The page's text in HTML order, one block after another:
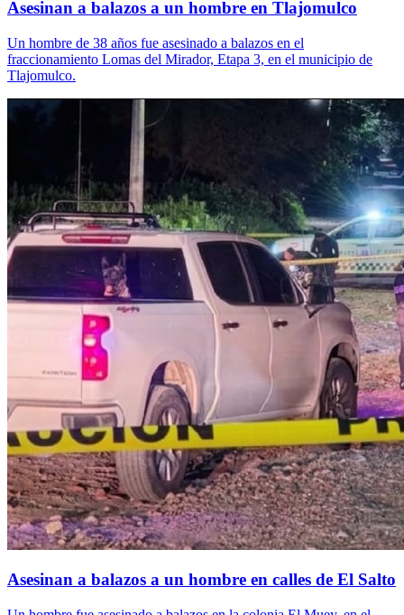
Asesinan a balazos a un hombre en Tlajomulco
Un hombre de 38 años fue asesinado a balazos en el
fraccionamiento Lomas del Mirador, Etapa 3, en el municipio de
Tlajomulco.
Asesinan a balazos a un hombre en calles de El Salto